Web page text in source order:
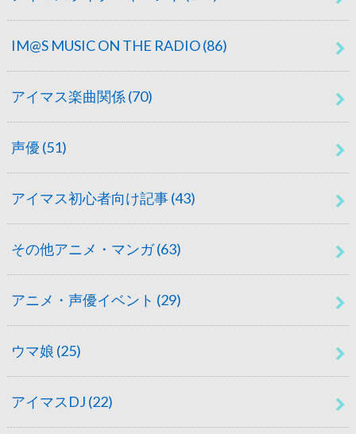
IM@S MUSIC ON THE RADIO(86)
アイマス楽曲関係 (70)
声優 (51)
アイマス初心者向け記事(43)
その他アニメ・マンガ(63)
アニメ・声優イベント (29)
ウマ娘 (25)
アイマスDJ (22)